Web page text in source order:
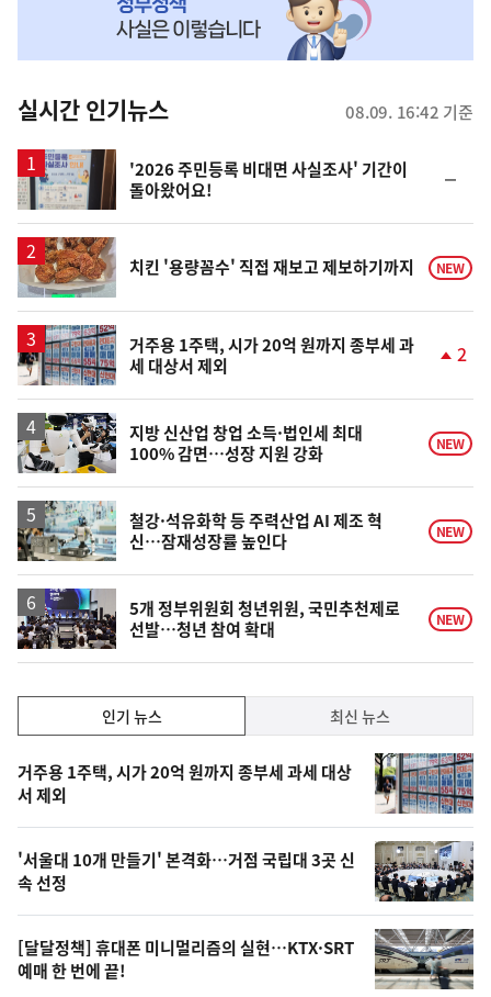
뉴
스
실시간 인기뉴스 08.09. 16:42 기준
'2026 주민등록 비대면 사실조사' 기간이
돌아왔어요!
일
치킨 '용량꼼수' 직접 재보고 제보하기까지 NEW
거주용 1주택, 시가 20억 원까지 종부세 과
세 대상서 제외
승
2
지방 신산업 창업 소득·법인세 최대
100% 감면…성장 지원 강화
NEW
철강·석유화학 등 주력산업 AI 제조 혁
신…잠재성장률 높인다
NEW
5개 정부위원회 청년위원, 국민추천제로
선발…청년 참여 확대
NEW
기,
최
신,
오
늘
의
영
상
인기 뉴스 최신 뉴스
기
뉴
스
거주용 1주택, 시가 20억 원까지 종부세 과세 대상
서 제외
'서울대 10개 만들기' 본격화…거점 국립대 3곳 신
속 선정
[달달정책] 휴대폰 미니멀리즘의 실현…KTX·SRT
예매 한 번에 끝!